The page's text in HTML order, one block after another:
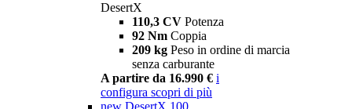
DesertX
110,3 CV Potenza
92 Nm Coppia
209 kg Peso in ordine di marcia
senza carburante
A partire da 16.990 € i
configura scopri di più
new DesertX 100